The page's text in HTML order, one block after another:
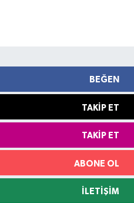
BEĞEN
TAKIP ET
TAKIP ET
ABONE OL
İLETIŞIM